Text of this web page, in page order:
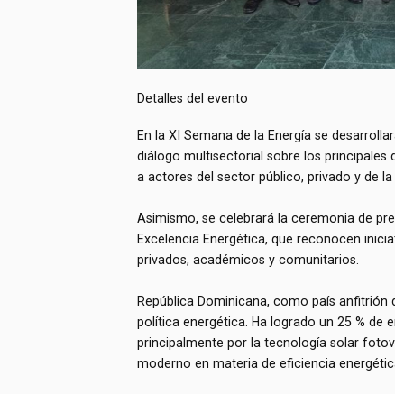
Detalles del evento
En la XI Semana de la Energía se
diálogo multisectorial sobre los principales
a actores del sector público, privado y de la
Asimismo, se celebrará la ceremonia de
Excelencia Energética, que reconocen
privados, académicos y comunitarios.
República Dominicana, como país
política energética. Ha logrado un 25 % de
principalmente por la tecnología solar
moderno en materia de eficiencia